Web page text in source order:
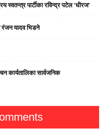
स्वतन्त्र पार्टीका रविन्द्र पटेल ‘धीरज’
रंजन यादव भिडने
कार्यतालिका सार्वजनिक